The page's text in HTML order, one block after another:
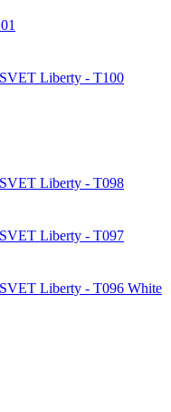
Liberty - T100
Liberty - T098
Liberty - T097
Liberty - T096 White